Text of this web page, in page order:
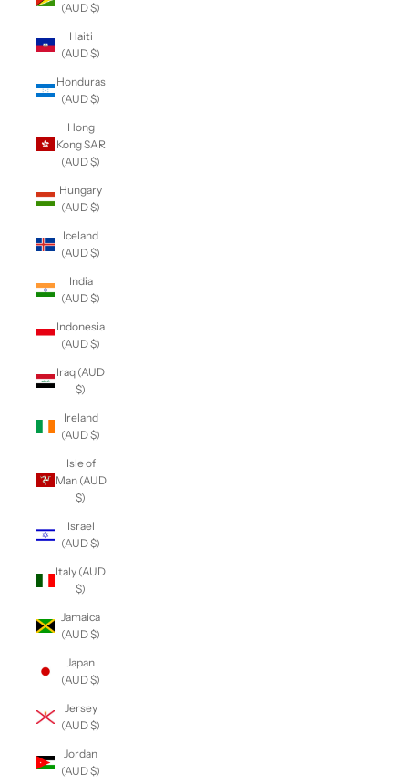
(AUD $)
Haiti
(AUD $)
Honduras
(AUD $)
Hong
Kong SAR
(AUD $)
Hungary
(AUD $)
Iceland
(AUD $)
India
(AUD $)
Indonesia
(AUD $)
Iraq (AUD
$)
Ireland
(AUD $)
Isle of
Man (AUD
$)
Israel
(AUD $)
Italy (AUD
$)
Jamaica
(AUD $)
Japan
(AUD $)
Jersey
(AUD $)
Jordan
(AUD $)